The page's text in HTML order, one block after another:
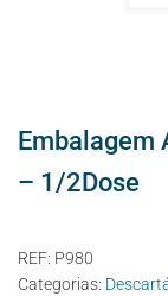
Embalagem
– 1/2Dose
REF: P980
Categorias: